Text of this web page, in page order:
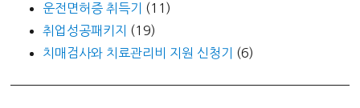
운전면허증 취득기
(11)
취업성공패키지
(19)
치매검사와 치료관리비 지원 신청기
(6)